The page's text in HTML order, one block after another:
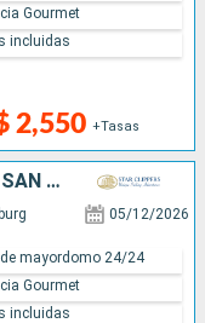
2,550 +Tasas
Gourmet
incluidas
DOMINICA, FRANCIA, REINO UNIDO, SAN MARTÍN
05/12/2026
de mayordomo 24/24
Gourmet
incluidas